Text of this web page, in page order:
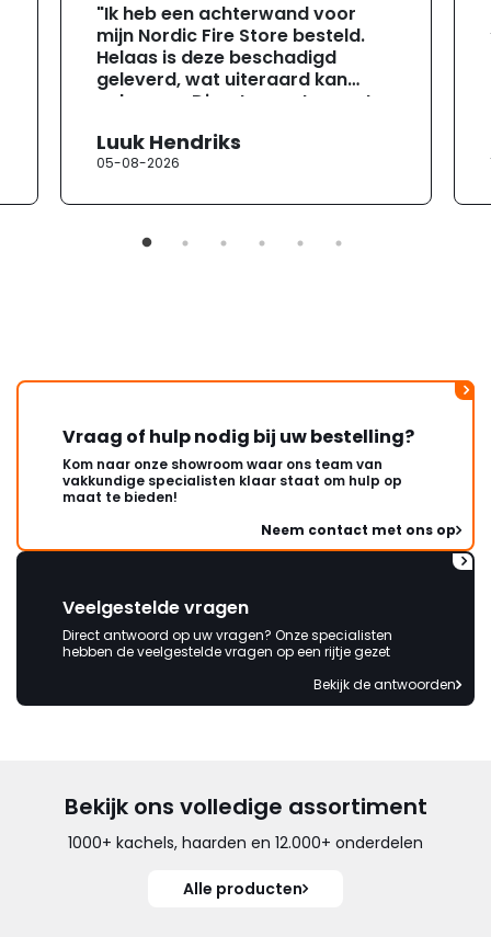
"Ik heb een achterwand voor
mijn Nordic Fire Store besteld.
Helaas is deze beschadigd
geleverd, wat uiteraard kan
gebeuren. Direct na ontvangst
de klantenservice. Helaas
verloopt de communicatie erg
mailwisselingen zit telkens
ongeveer een week. Hierdoor
duurt de afhandeling onnodig
Luuk Hendriks
05-08-2026
Vraag of hulp nodig bij uw bestelling?
Kom naar onze showroom waar ons team van
vakkundige specialisten klaar staat om hulp op
maat te bieden!
Neem contact met ons op
Veelgestelde vragen
Direct antwoord op uw vragen? Onze specialisten
hebben de veelgestelde vragen op een rijtje gezet
Bekijk de antwoorden
Bekijk ons volledige assortiment
1000+ kachels, haarden en 12.000+ onderdelen
Alle producten